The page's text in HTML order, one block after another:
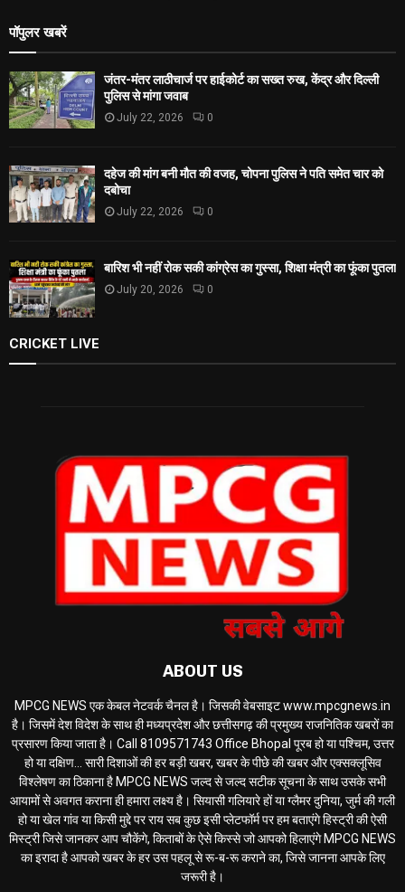
पॉपुलर खबरें
जंतर-मंतर लाठीचार्ज पर हाईकोर्ट का सख्त रुख, केंद्र और दिल्ली
पुलिस से मांगा जवाब
July 22, 2026 0
दहेज की मांग बनी मौत की वजह, चोपना पुलिस ने पति समेत चार को
दबोचा
July 22, 2026 0
बारिश भी नहीं रोक सकी कांग्रेस का गुस्सा, शिक्षा मंत्री का फूंका पुतला
July 20, 2026 0
CRICKET LIVE
ABOUT US
MPCG NEWS एक केबल नेटवर्क चैनल है। जिसकी वेबसाइट www.mpcgnews.in
है। जिसमें देश विदेश के साथ ही मध्यप्रदेश और छत्तीसगढ़ की प्रमुख्य राजनितिक खबरों का
प्रसारण किया जाता है। Call 8109571743 Office Bhopal पूरब हो या पश्चिम, उत्तर
हो या दक्षिण... सारी दिशाओं की हर बड़ी खबर, खबर के पीछे की खबर और एक्सक्लूसिव
विश्लेषण का ठिकाना है MPCG NEWS जल्द से जल्द सटीक सूचना के साथ उसके सभी
आयामों से अवगत कराना ही हमारा लक्ष्य है। सियासी गलियारे हों या ग्लैमर दुनिया, जुर्म की गली
हो या खेल गांव या किसी मुद्दे पर राय सब कुछ इसी प्लेटफॉर्म पर हम बताएंगे हिस्ट्री की ऐसी
मिस्ट्री जिसे जानकर आप चौकेंगे, किताबों के ऐसे किस्से जो आपको हिलाएंगे MPCG NEWS
का इरादा है आपको खबर के हर उस पहलू से रू-ब-रू कराने का, जिसे जानना आपके लिए
जरूरी है।